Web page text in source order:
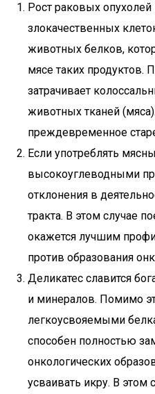
Рост раковых
злокачественных
животных белков,
мясе таких продуктов.
затрачивает
животных тканей
преждевременное
Если употреблять
высокоуглеводными
отклонения в
тракта. В этом случае
окажется лучшим
против образования
Деликатес славится
и минералов. Помимо
легкоусвояемыми
способен полностью
онкологических
усваивать икру. В этом